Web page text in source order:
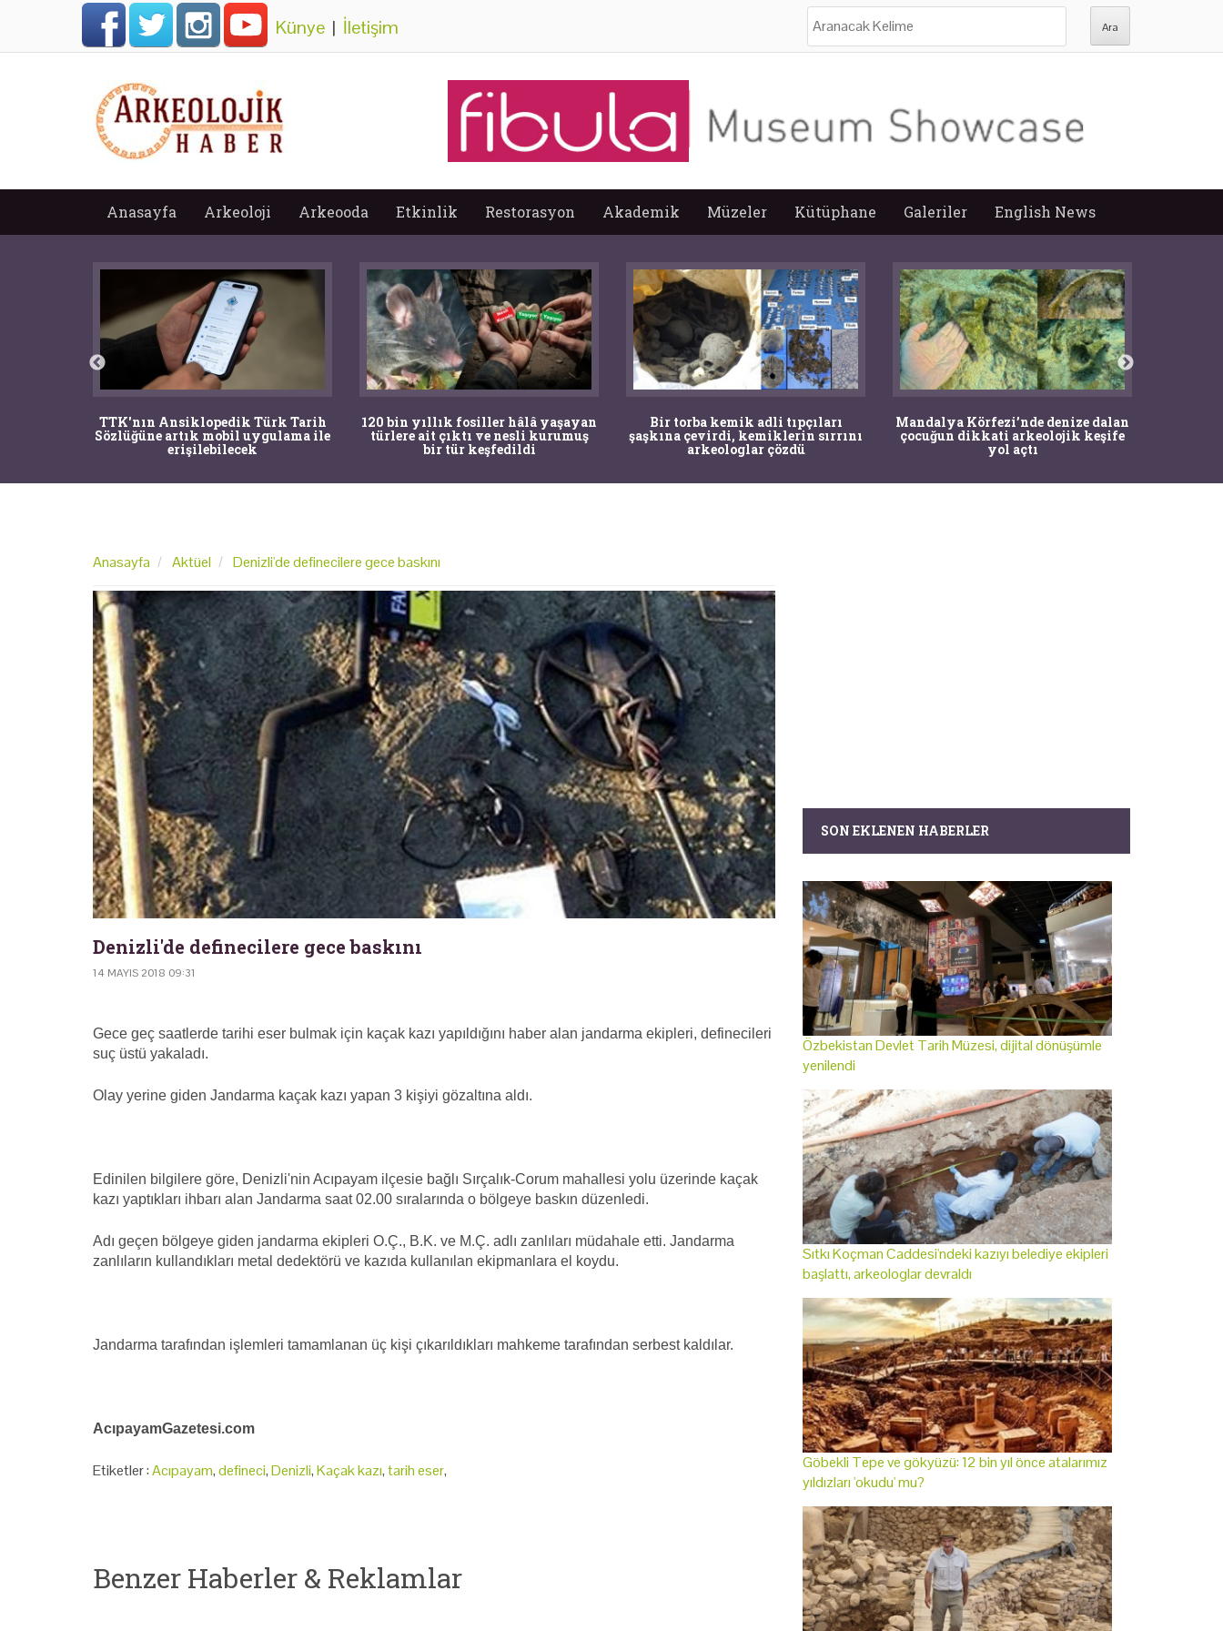
Künye | İletişim
Anasayfa Arkeoloji Arkeooda Etkinlik Restorasyon Akademik Müzeler Kütüphane Galeriler English News
TTK'nın Ansiklopedik Türk Tarih
Sözlüğüne artık mobil uygulama ile
erişilebilecek
120 bin yıllık fosiller hâlâ yaşayan
türlere ait çıktı ve nesli kurumuş
bir tür keşfedildi
Bir torba kemik adli tıpçıları
şaşkına çevirdi, kemiklerin sırrını
arkeologlar çözdü
Mandalya Körfezi’nde denize dalan
çocuğun dikkati arkeolojik keşife
yol açtı
Anasayfa Aktüel Denizli'de definecilere gece baskını
Denizli'de definecilere gece baskını
14 MAYIS 2018 09:31
Gece geç saatlerde tarihi eser bulmak için kaçak kazı yapıldığını haber alan jandarma ekipleri, definecileri
suç üstü yakaladı.
Olay yerine giden Jandarma kaçak kazı yapan 3 kişiyi gözaltına aldı.
Edinilen bilgilere göre, Denizli'nin Acıpayam ilçesie bağlı Sırçalık-Corum mahallesi yolu üzerinde kaçak
kazı yaptıkları ihbarı alan Jandarma saat 02.00 sıralarında o bölgeye baskın düzenledi.
Adı geçen bölgeye giden jandarma ekipleri O.Ç., B.K. ve M.Ç. adlı zanlıları müdahale etti. Jandarma
zanlıların kullandıkları metal dedektörü ve kazıda kullanılan ekipmanlara el koydu.
Jandarma tarafından işlemleri tamamlanan üç kişi çıkarıldıkları mahkeme tarafından serbest kaldılar.
AcıpayamGazetesi.com
Etiketler :Acıpayam,defineci,Denizli,Kaçak kazı,tarih eser,
Benzer Haberler & Reklamlar
SON EKLENEN HABERLER
Özbekistan Devlet Tarih Müzesi, dijital dönüşümle
yenilendi
Sıtkı Koçman Caddesi'ndeki kazıyı belediye ekipleri
başlattı, arkeologlar devraldı
Göbekli Tepe ve gökyüzü: 12 bin yıl önce atalarımız
yıldızları 'okudu' mu?